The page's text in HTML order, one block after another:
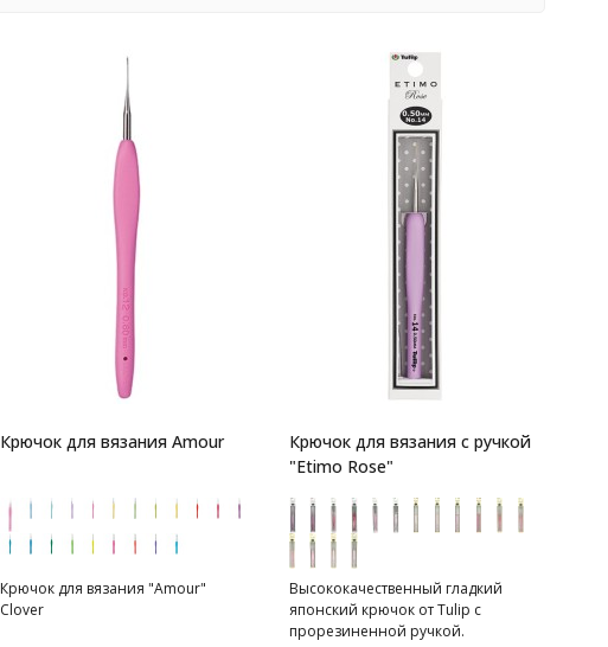
Крючок для вязания Amour
Крючок для вязания "Amour"
Clover
Крючок для вязания с ручкой
"Etimo Rose"
Высококачественный гладкий
японский крючок от Tulip c
прорезиненной ручкой.